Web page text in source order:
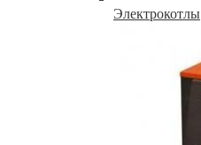
Электрокотлы